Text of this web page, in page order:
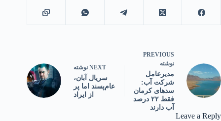
PREVIOUS
نوشته
مدیرعامل
شرکت آب:
سدهای کرمان
فقط ۲۲ درصد
آب دارند
NEXT نوشته
سریال آبان،
عام‌پسند اما پر
از ایراد
Leave a Reply